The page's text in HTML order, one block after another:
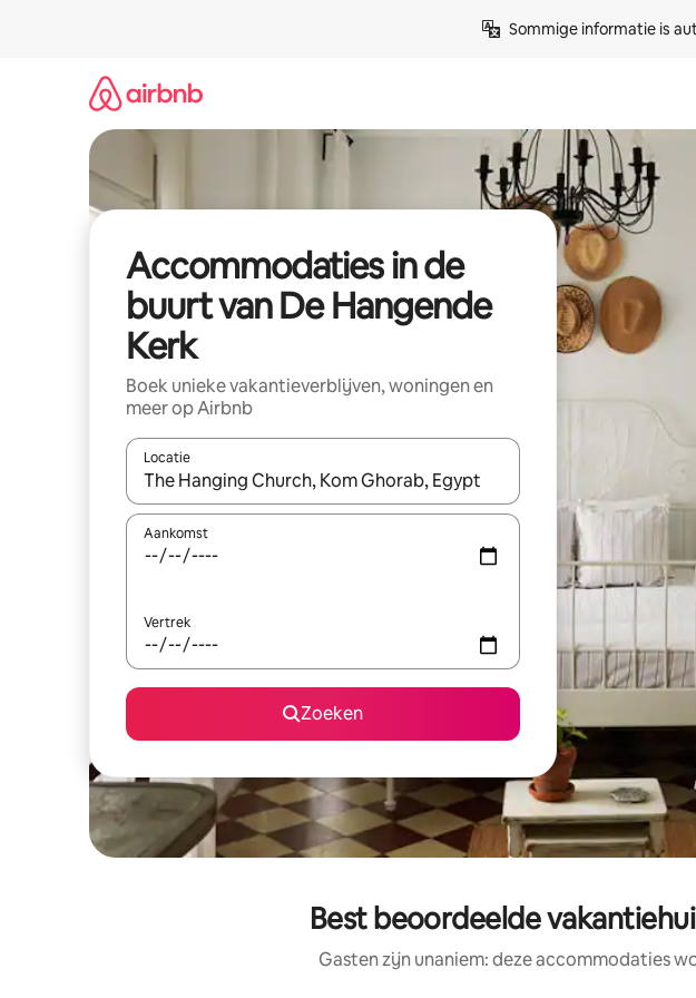
Sommige informatie is
Accommodaties in de
buurt van De Hangende
Kerk
Boek unieke vakantieverblijven, woningen en
meer op Airbnb
Locatie
Wanneer er resultaten beschikbaar zijn, maak je een keuze met je de
Aankomst
Vertrek
Zoeken
Best beoordeelde
Gasten zijn unaniem: deze accommodaties